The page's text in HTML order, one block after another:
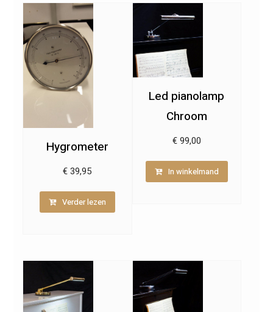
Hygrometer
€ 39,95
Verder lezen
Led pianolamp
Chroom
€99,00
In winkelmand